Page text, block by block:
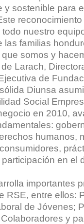
y sostenible para
reconocimiento
nuestro
las familias
somos y
Larach,
de
Diunsa
Social
en 2010,
humanos,
en el
importantes
RSE, entre ellos:
de Jóvenes;
y